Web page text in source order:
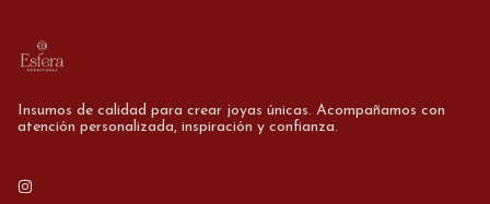
Insumos de calidad para crear joyas únicas. Acompañamos con
atención personalizada, inspiración y confianza.